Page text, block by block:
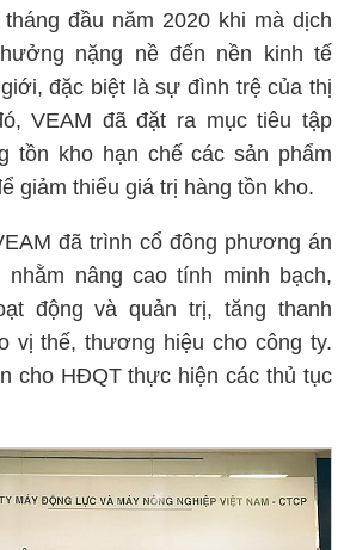
đầu năm 2020 khi mà dịch
nặng nề đến nền kinh tế
đặc biệt là sự đình trệ của thị
VEAM đã đặt ra mục tiêu tập
tồn kho hạn chế các sản phẩm
giảm thiểu giá trị hàng tồn kho.
đã trình cổ đông phương án
nhằm nâng cao tính minh bạch,
động và quản trị, tăng thanh
vị thế, thương hiệu cho công ty.
cho HĐQT thực hiện các thủ tục